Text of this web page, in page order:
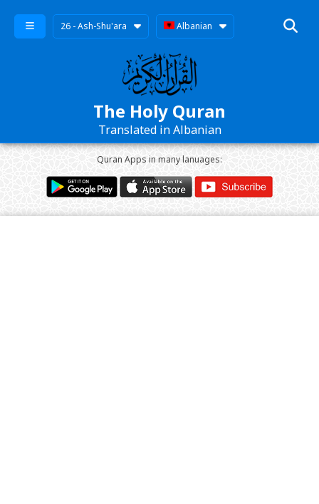
26 - Ash-Shu'ara Albanian
The Holy Quran
Translated in Albanian
Quran Apps in many lanuages: